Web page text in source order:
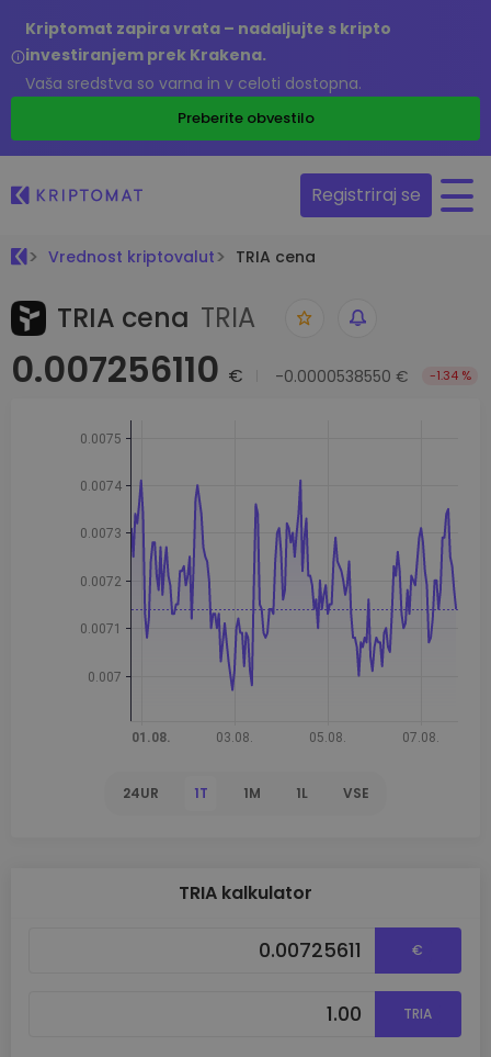
Kriptomat zapira vrata – nadaljujte s kripto
investiranjem prek Krakena.
Vaša sredstva so varna in v celoti dostopna.
Preberite obvestilo
Registriraj se
Vrednost kriptovalut TRIA cena
TRIA cena TRIA
0.007256110 € -0.0000538550 € -1.34 %
24UR 1T 1M 1L VSE
TRIA kalkulator
€
TRIA